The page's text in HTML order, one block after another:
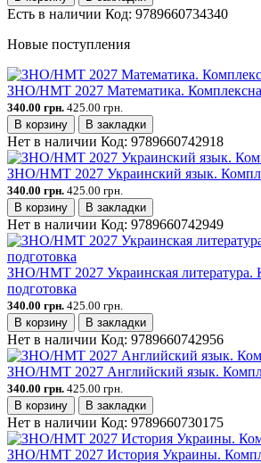
Есть в наличии Код: 9789660734340
Новые поступления
ЗНО/НМТ 2027 Математика.
340.00 грн. 425.00 грн.
В корзину
В закладки
Нет в наличии Код: 9789660742918
ЗНО/НМТ 2027 Украинский язык.
340.00 грн. 425.00 грн.
В корзину
В закладки
Нет в наличии Код: 9789660742949
ЗНО/НМТ 2027 Украинская литература.
подготовка
340.00 грн. 425.00 грн.
В корзину
В закладки
Нет в наличии Код: 9789660742956
ЗНО/НМТ 2027 Английский язык.
340.00 грн. 425.00 грн.
В корзину
В закладки
Нет в наличии Код: 9789660730175
ЗНО/НМТ 2027 История Украины.